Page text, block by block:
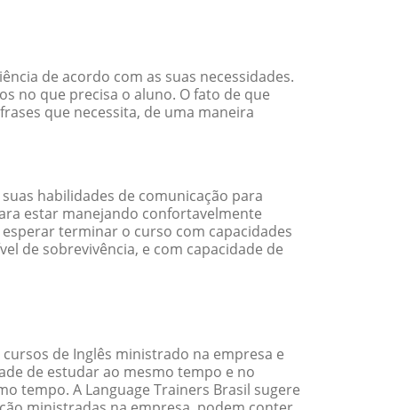
de acordo com as suas necessidades.
no que precisa o aluno. O fato de que
que necessita, de uma maneira
habilidades de comunicação para
estar manejando confortavelmente
terminar o curso com capacidades
de sobrevivência, e com capacidade de
de Inglês ministrado na empresa e
de estudar ao mesmo tempo e no
tempo. A Language Trainers Brasil sugere